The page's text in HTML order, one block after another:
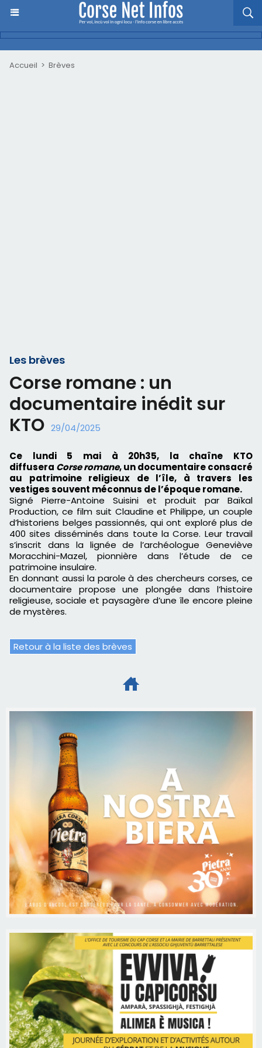
Accueil > Brèves
Les brèves
Corse romane : un
documentaire inédit sur
KTO 29/04/2025
Ce lundi 5 mai à 20h35, la chaîne KTO
diffusera Corse romane, un documentaire consacré
au patrimoine religieux de l’île, à travers les
vestiges souvent méconnus de l’époque romane.
Signé Pierre-Antoine Suisini et produit par Baïkal
Production, ce film suit Claudine et Philippe, un couple
d’historiens belges passionnés, qui ont exploré plus de
400 sites disséminés dans toute la Corse. Leur travail
s’inscrit dans la lignée de l’archéologue Geneviève
Moracchini-Mazel, pionnière dans l’étude de ce
patrimoine insulaire.
En donnant aussi la parole à des chercheurs corses, ce
documentaire propose une plongée dans l’histoire
religieuse, sociale et paysagère d’une île encore pleine
de mystères.
Retour à la liste des brèves